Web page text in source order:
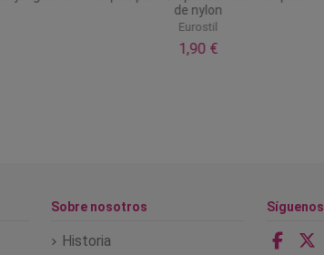
de nylon
Eurostil
1,90 €
Sobre nosotros
Historia
Síguenos